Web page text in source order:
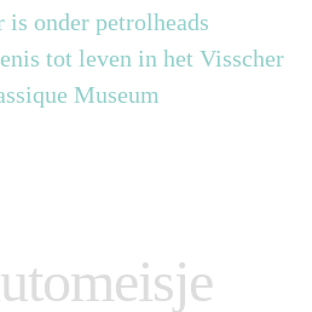
is onder petrolheads
tot leven in het Visscher
Museum